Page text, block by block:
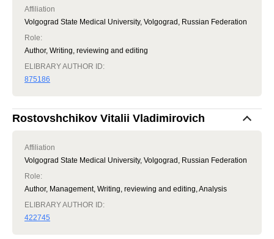
Affiliation
Volgograd State Medical University, Volgograd, Russian Federation
Role:
Author, Writing, reviewing and editing
ELIBRARY AUTHOR ID:
875186
Rostovshchikov Vitalii Vladimirovich
Affiliation
Volgograd State Medical University, Volgograd, Russian Federation
Role:
Author, Management, Writing, reviewing and editing, Analysis
ELIBRARY AUTHOR ID:
422745